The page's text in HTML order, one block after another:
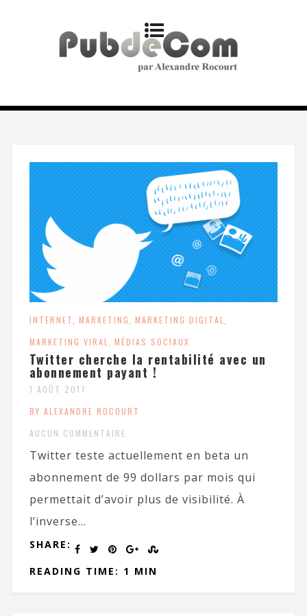
INTERNET, MARKETING, MARKETING DIGITAL ,
MARKETING VIRAL , MÉDIAS SOCIAUX
Twitter cherche la rentabilité avec un
abonnement payant !
1 AOÛT 2017
BY ALEXANDRE ROCOURT
AUCUN COMMENTAIRE
Twitter teste actuellement en beta un
abonnement de 99 dollars par mois qui
permettait d’avoir plus de visibilité. À
l’inverse...
SHARE:
READING TIME: 1 MIN